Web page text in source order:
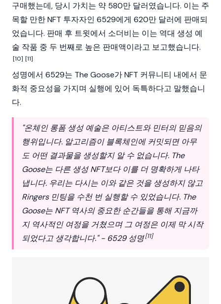
구매했는데, 당시 가치는 약 580만 달러였습니다. 이는 주
목할 만한 NFT 투자자인 6529에게 620만 달러에 판매되
었습니다. 판매 후 트윗에서 소더비는 이는 역대 생성 예
술 작품 중 두 번째로 높은 판매액이라고 보고했습니다.
[10] [11]
성명에서 6529는 The Goose가 NFT 커뮤니티 내에서 문
화적 중요성을 가지며 실행에 있어 독특하다고 말했습니
다.
"온체인 롱폼 생성 예술은 아티스트와 민터의 믿음의
행위입니다. 알고리즘이 블록체인에 커밋되면 아무
도 어떤 결과물을 생성할지 알 수 없습니다. The
Goose는 다른 생성 NFT보다 이를 더 명확하게 나타
냅니다. 우리는 다시는 이와 같은 것을 생성하지 않고
Ringers 민팅을 수천 번 실행할 수 있었습니다. The
Goose는 NFT 역사의 중요한 순간들을 통해 지금까
지 역사적인 여정을 거쳤으며 그 여정은 이제 막 시작
되었다고 생각합니다." - 6529 성명[11]